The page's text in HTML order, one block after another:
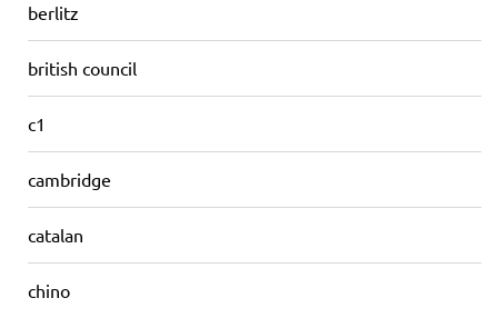
berlitz
british council
c1
cambridge
catalan
chino